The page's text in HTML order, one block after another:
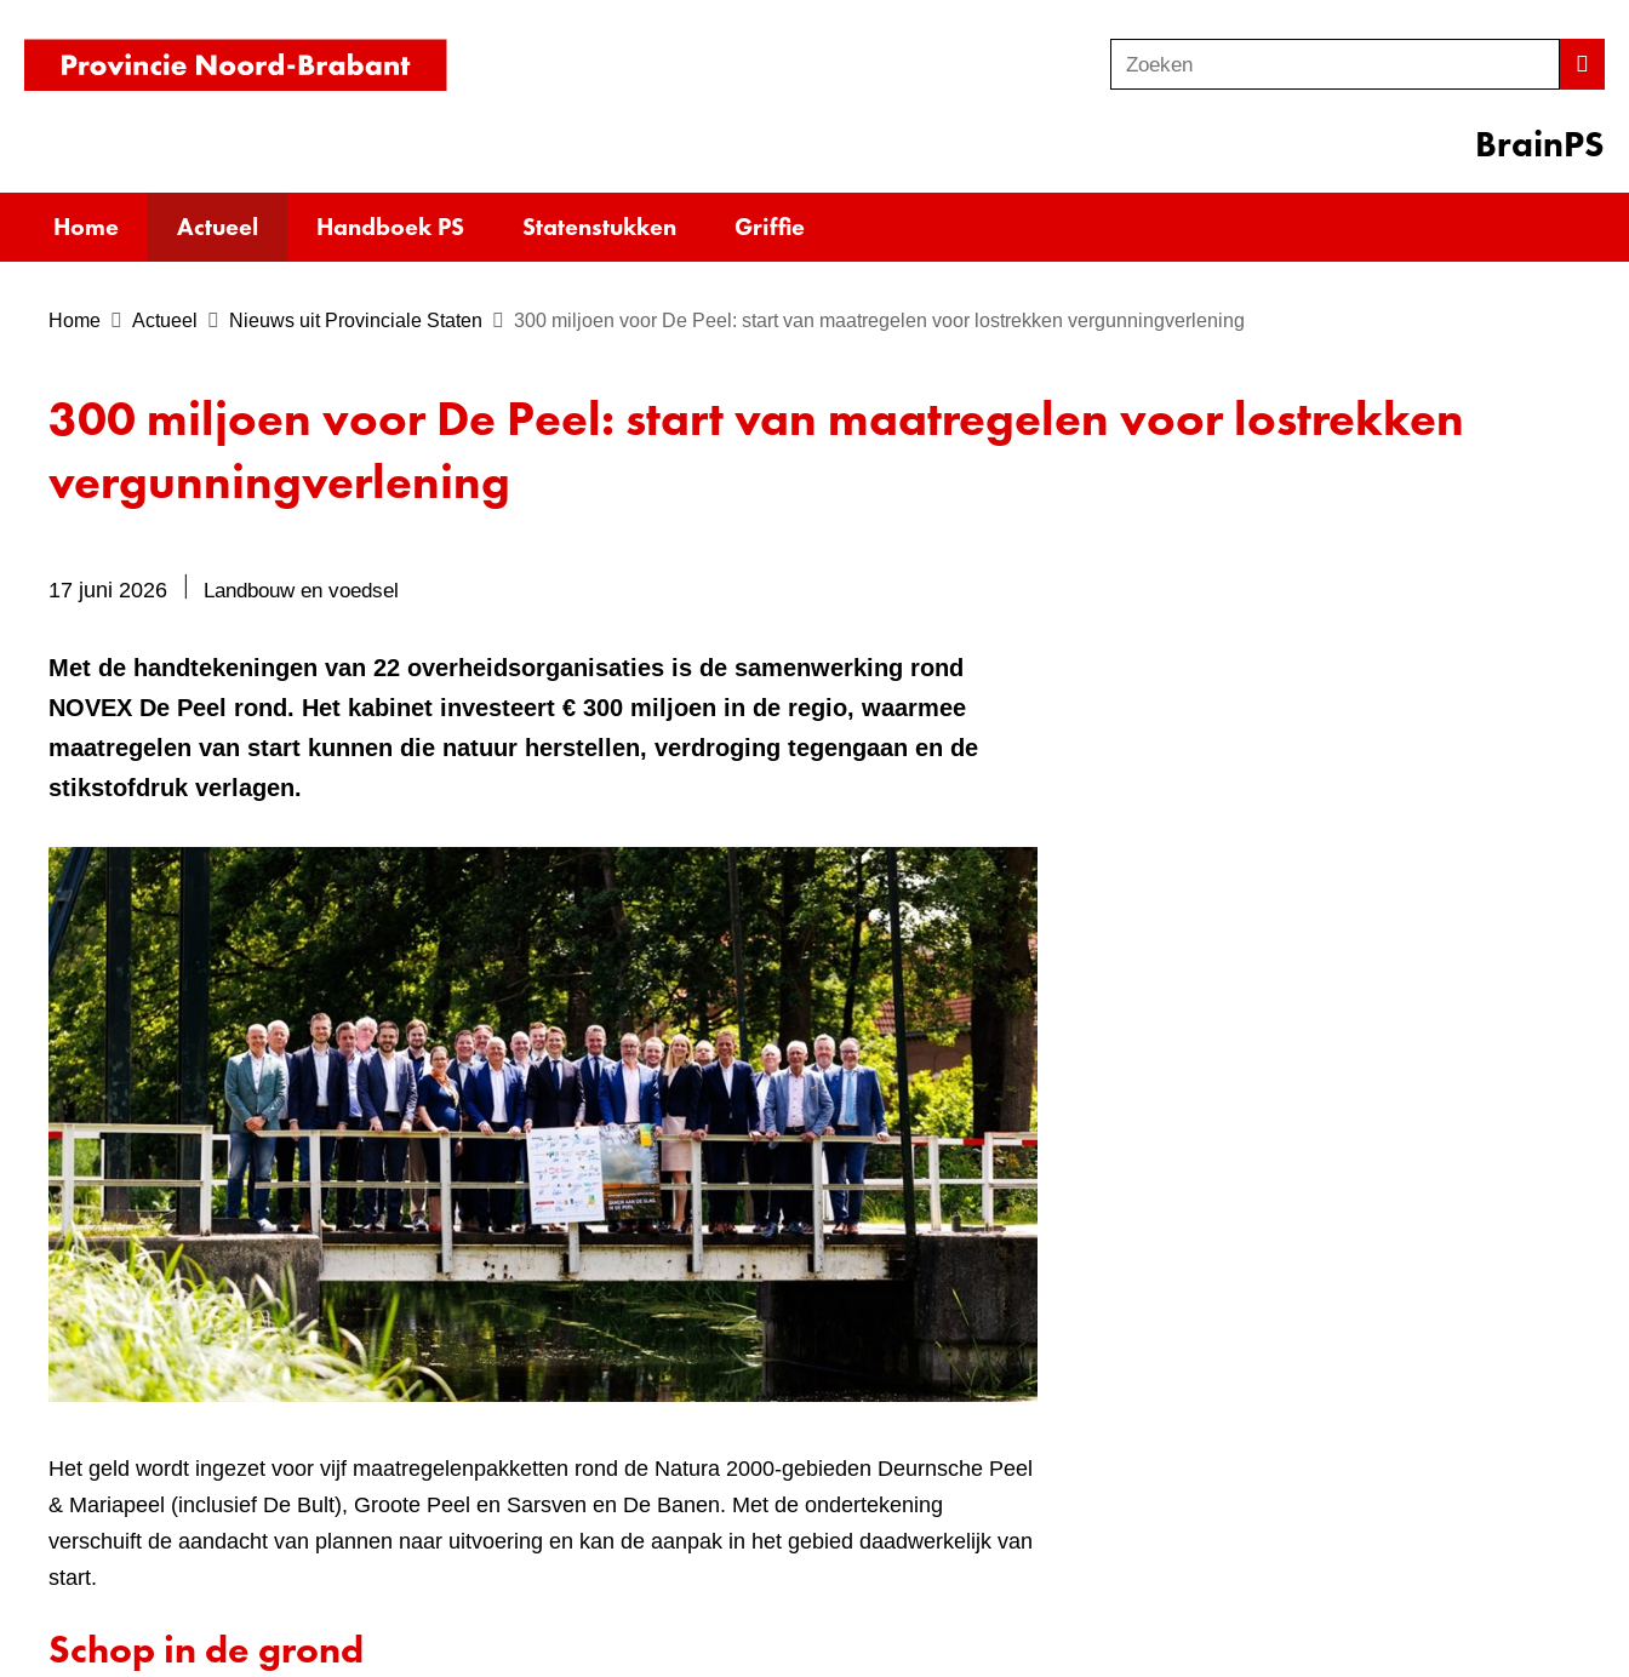
homepage)
o
e
Zoeken
BrainPS
Home Actueel Handboek PS Statenstukken Griffie
Home Actueel Nieuws uit Provinciale Staten 300 miljoen voor De Peel: start van maatregelen voor lostrekken vergunningverlening
300 miljoen voor De Peel: start van maatregelen voor lostrekken
vergunningverlening
17 juni 2026 Landbouw en voedsel
element:
Foto
Met de handtekeningen van 22 overheidsorganisaties is de samenwerking rond
NOVEX De Peel rond. Het kabinet investeert € 300 miljoen in de regio, waarmee
maatregelen van start kunnen die natuur herstellen, verdroging tegengaan en de
stikstofdruk verlagen.
Het geld wordt ingezet voor vijf maatregelenpakketten rond de Natura 2000-gebieden Deurnsche Peel
& Mariapeel (inclusief De Bult), Groote Peel en Sarsven en De Banen. Met de ondertekening
verschuift de aandacht van plannen naar uitvoering en kan de aanpak in het gebied daadwerkelijk van
start.
Schop in de grond